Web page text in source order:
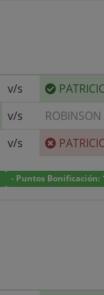
v/s
v/s
v/s
- Puntos Bonificación: